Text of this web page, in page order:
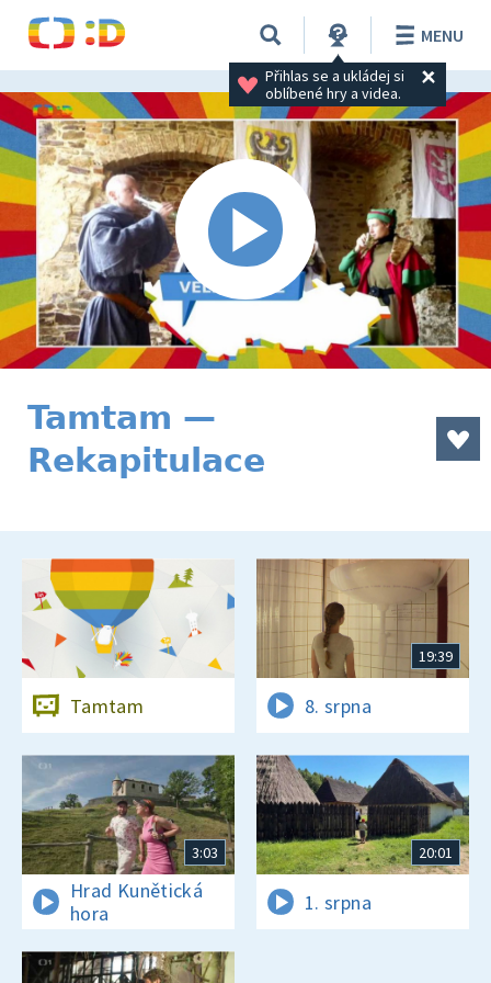
Přihlas se a ukládej si
oblíbené hry a videa.
MENU
Tamtam —
Rekapitulace
Tamtam
19:39
8. srpna
3:03
Hrad Kunětická
hora
20:01
1. srpna